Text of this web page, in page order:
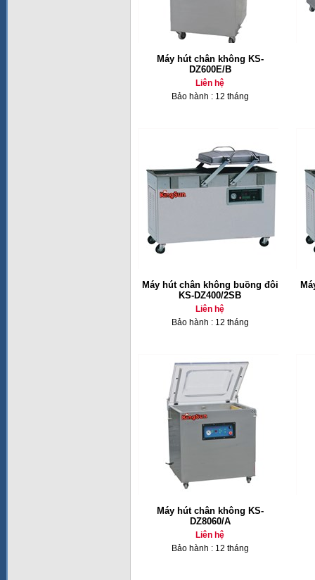
Máy hút chân không KS-
DZ600E/B
Liên hệ
Bảo hành : 12 tháng
Máy hút chân không buồng đôi
KS-DZ400/2SB
Liên hệ
Bảo hành : 12 tháng
Máy hút chân không KS-
DZ8060/A
Liên hệ
Bảo hành : 12 tháng